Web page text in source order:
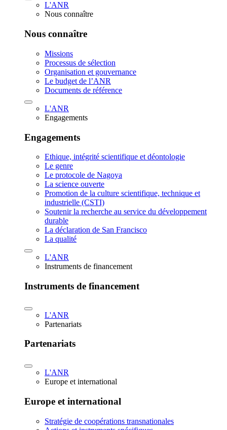
L'ANR
Nous connaître
Nous connaître
Missions
Processus de sélection
Organisation et gouvernance
Le budget de l’ANR
Documents de référence
L'ANR
Engagements
Engagements
Ethique, intégrité scientifique et déontologie
Le genre
Le protocole de Nagoya
La science ouverte
Promotion de la culture scientifique, technique et
industrielle (CSTI)
Soutenir la recherche au service du développement
durable
La déclaration de San Francisco
La qualité
L'ANR
Instruments de financement
Instruments de financement
L'ANR
Partenariats
Partenariats
L'ANR
Europe et international
Europe et international
Stratégie de coopérations transnationales